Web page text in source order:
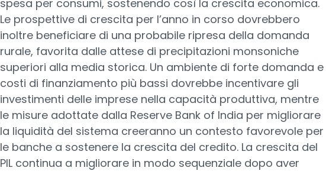
spesa per consumi, sostenendo così la crescita economica.
Le prospettive di crescita per l’anno in corso dovrebbero
inoltre beneficiare di una probabile ripresa della domanda
rurale, favorita dalle attese di precipitazioni monsoniche
superiori alla media storica. Un ambiente di forte domanda e
costi di finanziamento più bassi dovrebbe incentivare gli
investimenti delle imprese nella capacità produttiva, mentre
le misure adottate dalla Reserve Bank of India per migliorare
la liquidità del sistema creeranno un contesto favorevole per
le banche a sostenere la crescita del credito. La crescita del
PIL continua a migliorare in modo sequenziale dopo aver